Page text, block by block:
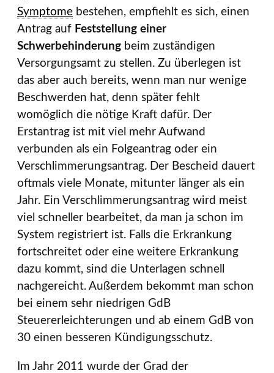
Symptome bestehen, empfiehlt es sich, einen
Antrag auf Feststellung einer
Schwerbehinderung beim zuständigen
Versorgungsamt zu stellen. Zu überlegen ist
das aber auch bereits, wenn man nur wenige
Beschwerden hat, denn später fehlt
womöglich die nötige Kraft dafür. Der
Erstantrag ist mit viel mehr Aufwand
verbunden als ein Folgeantrag oder ein
Verschlimmerungsantrag. Der Bescheid dauert
oftmals viele Monate, mitunter länger als ein
Jahr. Ein Verschlimmerungsantrag wird meist
viel schneller bearbeitet, da man ja schon im
System registriert ist. Falls die Erkrankung
fortschreitet oder eine weitere Erkrankung
dazu kommt, sind die Unterlagen schnell
nachgereicht. Außerdem bekommt man schon
bei einem sehr niedrigen GdB
Steuererleichterungen und ab einem GdB von
30 einen besseren Kündigungsschutz.
Im Jahr 2011 wurde der Grad der